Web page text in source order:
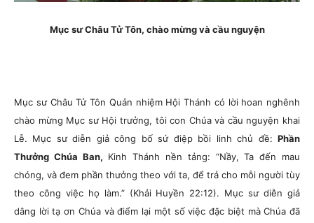
Mục sư Châu Tử Tôn, chào mừng và cầu nguyện
Mục sư Châu Tử Tôn Quản nhiệm Hội Thánh có lời hoan nghênh
chào mừng Mục sư Hội trưởng, tôi con Chúa và cầu nguyện khai
Lễ. Mục sư diễn giả công bố sứ điệp bồi linh chủ đề: Phần
Thưởng Chúa Ban, Kinh Thánh nền tảng: “Nầy, Ta đến mau
chóng, và đem phần thưởng theo với ta, để trả cho mỗi người tùy
theo công việc họ làm.” (Khải Huyền 22:12). Mục sư diễn giả
dâng lời tạ ơn Chúa và điểm lại một số việc đặc biệt mà Chúa đã